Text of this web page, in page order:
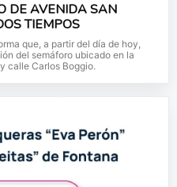
DE AVENIDA SAN
TIEMPOS
que, a partir del día de hoy,
del semáforo ubicado en la
calle Carlos Boggio.